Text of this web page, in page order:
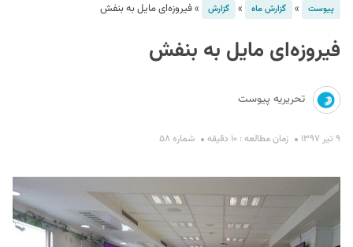
پیوست » گزارش ماه » گزارش »فیروزه‌ای مایل به بنفش
فیروزه‌ای مایل به بنفش
تحریریه پیوست
۹ تیر ۱۳۹۷ زمان مطالعه : ۱۰ دقیقه شماره ۵۸